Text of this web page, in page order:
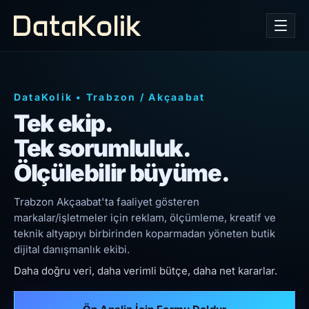
DataKolik • Trabzon /Akçaabat
Tek ekip.
Tek sorumluluk.
Ölçülebilir büyüme.
Trabzon Akçaabat'ta faaliyet gösteren
markalar/işletmeler için reklam, ölçümleme, kreatif ve
teknik altyapıyı birbirinden koparmadan yöneten butik
dijital danışmanlık ekibi.
Daha doğru veri, daha verimli bütçe, daha net kararlar.